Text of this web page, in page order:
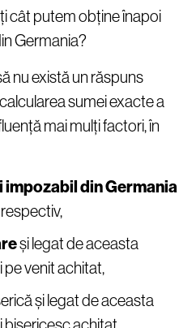
cât putem obține înapoi
Germania?
nu există un răspuns
sumei exacte a
mai mulți factori, în
din Germania
și legat de aceasta
venit achitat,
și legat de aceasta